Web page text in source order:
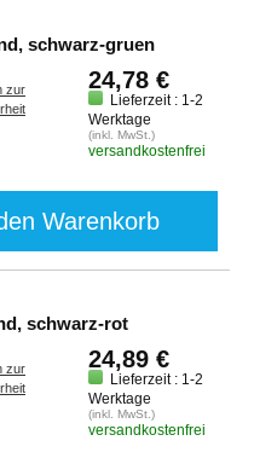
schwarz-gruen
zur
24,78 €
Lieferzeit : 1-2
Werktage
(inkl. MwSt.)
versandkostenfrei
Warenkorb
schwarz-rot
zur
24,89 €
Lieferzeit : 1-2
Werktage
(inkl. MwSt.)
versandkostenfrei